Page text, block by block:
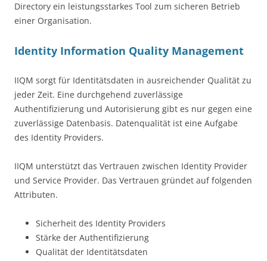
Directory ein leistungsstarkes Tool zum sicheren Betrieb
einer Organisation.
Identity Information Quality Management
IIQM sorgt für Identitätsdaten in ausreichender Qualität zu
jeder Zeit. Eine durchgehend zuverlässige
Authentifizierung und Autorisierung gibt es nur gegen eine
zuverlässige Datenbasis. Datenqualität ist eine Aufgabe
des Identity Providers.
IIQM unterstützt das Vertrauen zwischen Identity Provider
und Service Provider. Das Vertrauen gründet auf folgenden
Attributen.
Sicherheit des Identity Providers
Stärke der Authentifizierung
Qualität der Identitätsdaten